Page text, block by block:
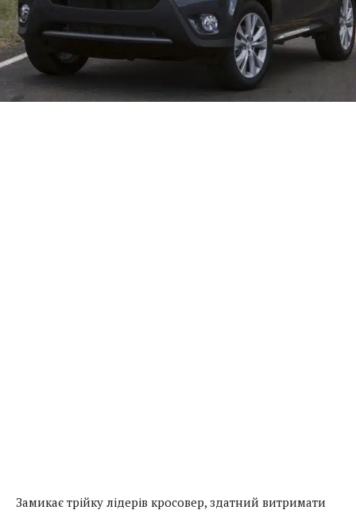
Замикає трійку лідерів кросовер, здатний витримати